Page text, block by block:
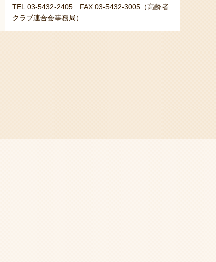
TEL.03-5432-2405 FAX.03-5432-3005（高齢者
クラブ連合会事務局）